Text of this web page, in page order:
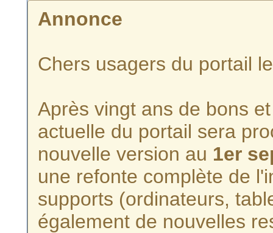
Annonce
Chers usagers du portail
Après vingt ans de bons
actuelle du portail sera
nouvelle version au 1er
une refonte complète de
supports (ordinateurs,
également de nouvelles